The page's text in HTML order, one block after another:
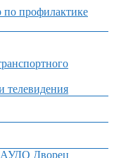
профилактике
телевидения
Дворец